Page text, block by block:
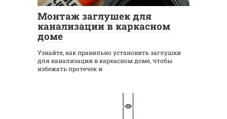
Монтаж заглушек для
канализации в каркасном
доме
Узнайте, как правильно установить заглушки
для канализации в каркасном доме, чтобы
избежать протечек и